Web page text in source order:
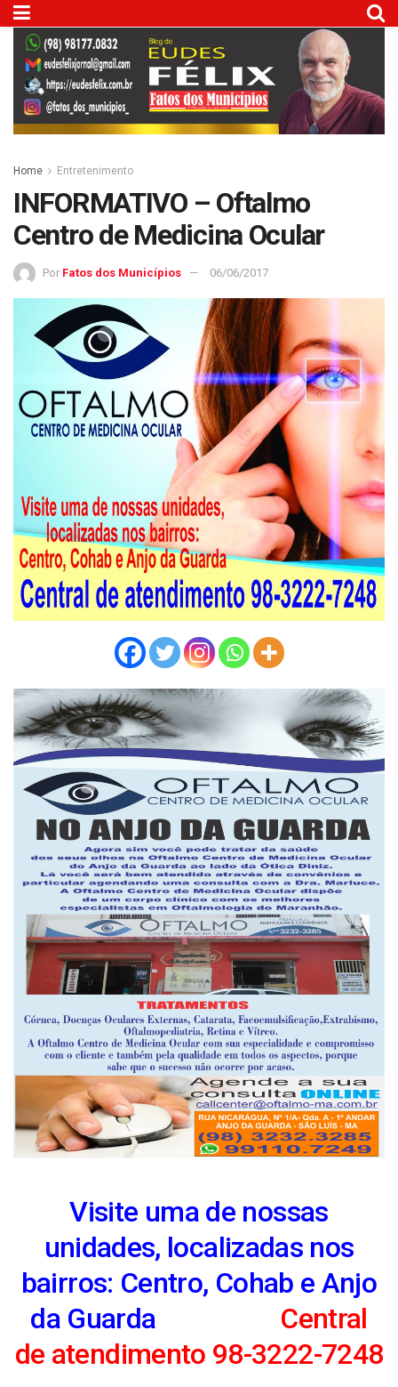
Home Entretenimento
INFORMATIVO – Oftalmo
Centro de Medicina Ocular
Por Fatos dos Municípios 06/06/2017
Visite uma de nossas
unidades, localizadas nos
bairros: Centro, Cohab e Anjo
da Guarda
Central
de atendimento 98-3222-7248